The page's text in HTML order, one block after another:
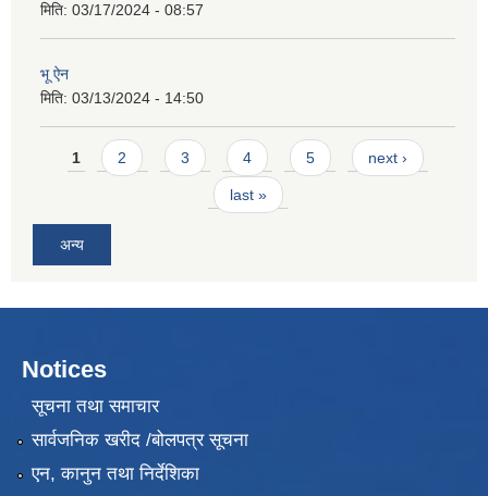
मिति: 03/17/2024 - 08:57
भू ऐन
मिति: 03/13/2024 - 14:50
Pages
1 2 3 4 5 next ›
last »
अन्य
Notices
सूचना तथा समाचार
सार्वजनिक खरीद /बोलपत्र सूचना
एन, कानुन तथा निर्देशिका